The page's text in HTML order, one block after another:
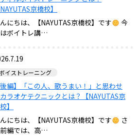
NAYUTAS京橋校】
にちは、【NAYUTAS京橋校】です
今
ボイトレ講…
イストレーニング
後編】「この人、歌うまい！」と思わせ
ラオケテクニックとは？【NAYUTAS京
】
にちは、【NAYUTAS京橋校】です
さ
編では、高…